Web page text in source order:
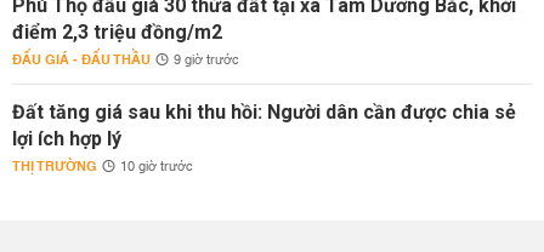
Phú Thọ đấu giá 30 thửa đất tại xã Tam Dương Bắc, khởi
điểm 2,3 triệu đồng/m2
ĐẤU GIÁ - ĐẤU THẦU 9 giờ trước
Đất tăng giá sau khi thu hồi: Người dân cần được chia sẻ
lợi ích hợp lý
THỊ TRƯỜNG 10 giờ trước